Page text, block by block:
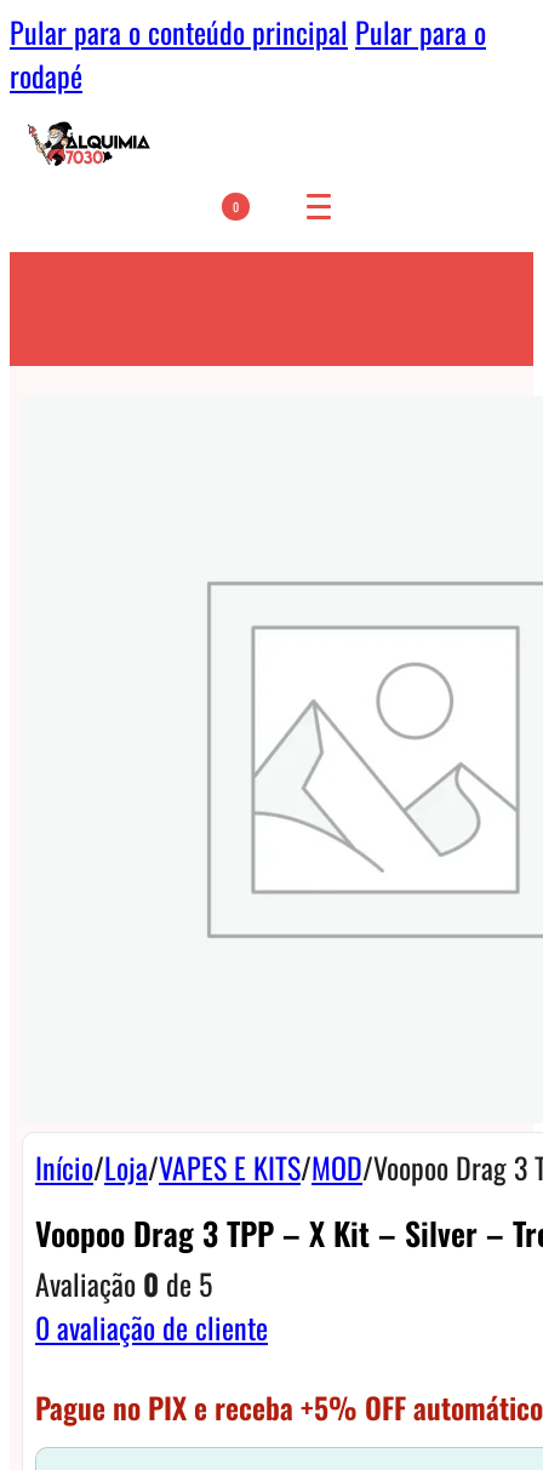
Pular para o conteúdo principal Pular para o
rodapé
0
Início/Loja/VAPES E KITS/MOD/Voopoo Drag
Voopoo Drag 3 TPP – X Kit – Silver –
Avaliação0 de 5
0avaliação de cliente
Pague no PIX e receba +5% OFF